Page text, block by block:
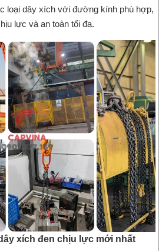
loại dây xích với đường kính phù hợp,
lực và an toàn tối đa.
xích đen chịu lực mới nhất